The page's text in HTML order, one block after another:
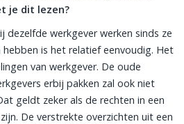
je dit lezen?
dezelfde werkgever werken sinds ze
is het relatief eenvoudig. Het
van werkgever. De oude
erbij pakken zal ook niet
geldt zeker als de rechten in een
De verstrekte overzichten uit een